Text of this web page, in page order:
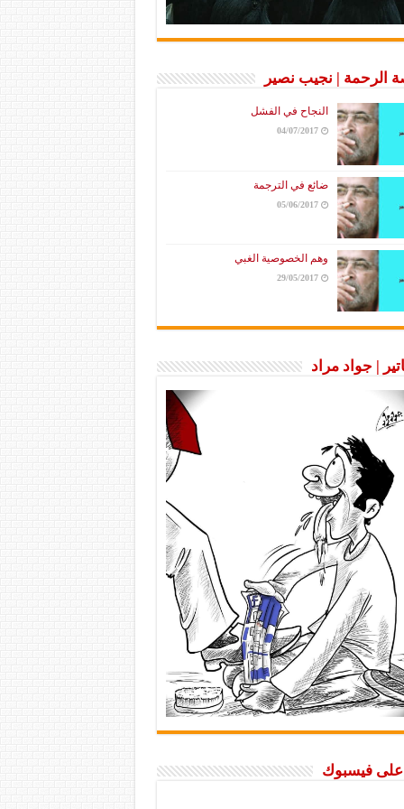
الرحمة | نجيب نصير
النجاح في الفشل
04/07/2017
ضائع في الترجمة
05/06/2017
وهم الخصوصية الغبي
29/05/2017
| جواد مراد
على فيسبوك